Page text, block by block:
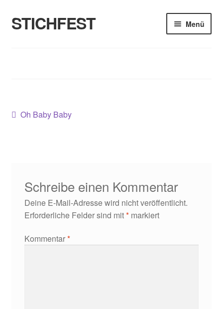
Zur
Navigation
Zum
Inhalt
STICHFEST Menü
Beitragsnavigation
Vorheriger
Oh Baby Baby
Schreibe einen Kommentar
Deine E-Mail-Adresse wird nicht veröffentlicht.
Erforderliche Felder sind mit*markiert
Kommentar*